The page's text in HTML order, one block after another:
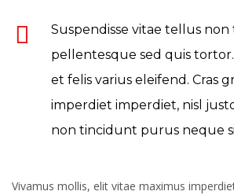
Suspendisse vitae tellus non
pellentesque sed quis
et felis varius eleifend. Cras
imperdiet imperdiet, nisl
non tincidunt purus neque
Vivamus mollis, elit vitae maximus